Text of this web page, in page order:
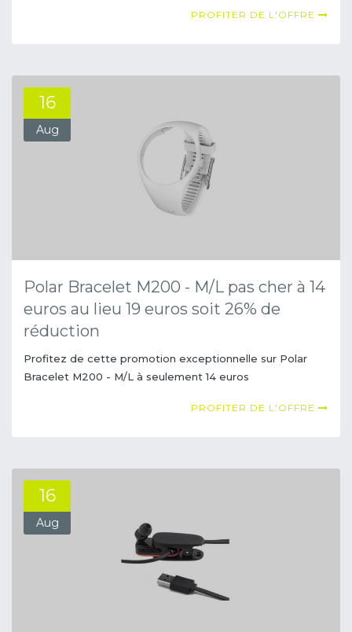
PROFITER DE L'OFFRE
16
Aug
Polar Bracelet M200 - M/L pas cher à 14
euros au lieu 19 euros soit 26% de
réduction
Profitez de cette promotion exceptionnelle sur Polar
Bracelet M200 - M/L à seulement 14 euros
PROFITER DE L'OFFRE
16
Aug